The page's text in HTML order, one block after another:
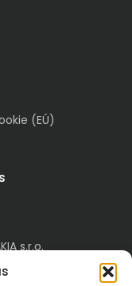
(EÚ)
s.r.o.